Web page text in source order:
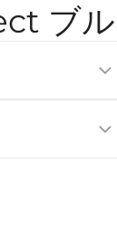
ブル
イルを保存するこ